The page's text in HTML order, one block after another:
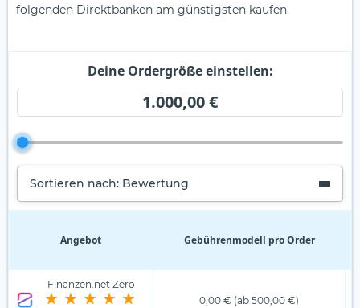
folgenden Direktbanken am günstigsten kaufen.
Deine Ordergröße einstellen:
1.000,00 €
Sortieren nach: Bewertung
Angebot Gebührenmodell pro Order
Finanzen.net Zero
0,00 € (ab 500,00 €)